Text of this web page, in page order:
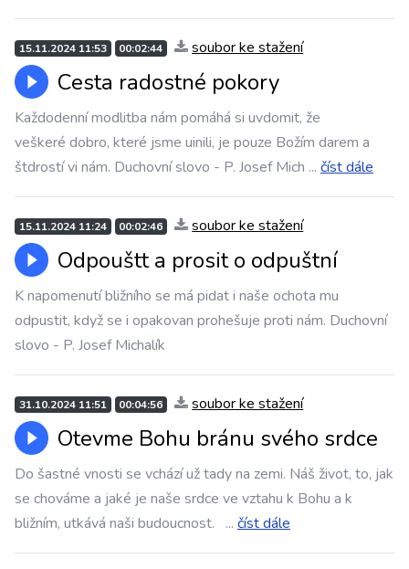
15.11.2024 11:53 00:02:44 soubor ke stažení
Cesta radostné pokory
Každodenní modlitba nám pomáhá si uvdomit, že
veškeré dobro, které jsme uinili, je pouze Božím darem a
štdrostí vi nám. Duchovní slovo - P. Josef Mich ... číst dále
15.11.2024 11:24 00:02:46 soubor ke stažení
Odpouštt a prosit o odpuštní
K napomenutí bližního se má pidat i naše ochota mu
odpustit, když se i opakovan prohešuje proti nám. Duchovní
slovo - P. Josef Michalík
31.10.2024 11:51 00:04:56 soubor ke stažení
Otevme Bohu bránu svého srdce
Do šastné vnosti se vchází už tady na zemi. Náš život, to, jak
se chováme a jaké je naše srdce ve vztahu k Bohu a k
bližním, utkává naši budoucnost.
... číst dále